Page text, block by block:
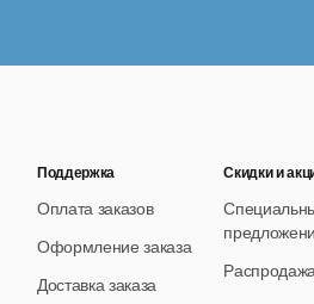
Поддержка
Оплата заказов
Оформление заказа
Доставка заказа
Скидки и